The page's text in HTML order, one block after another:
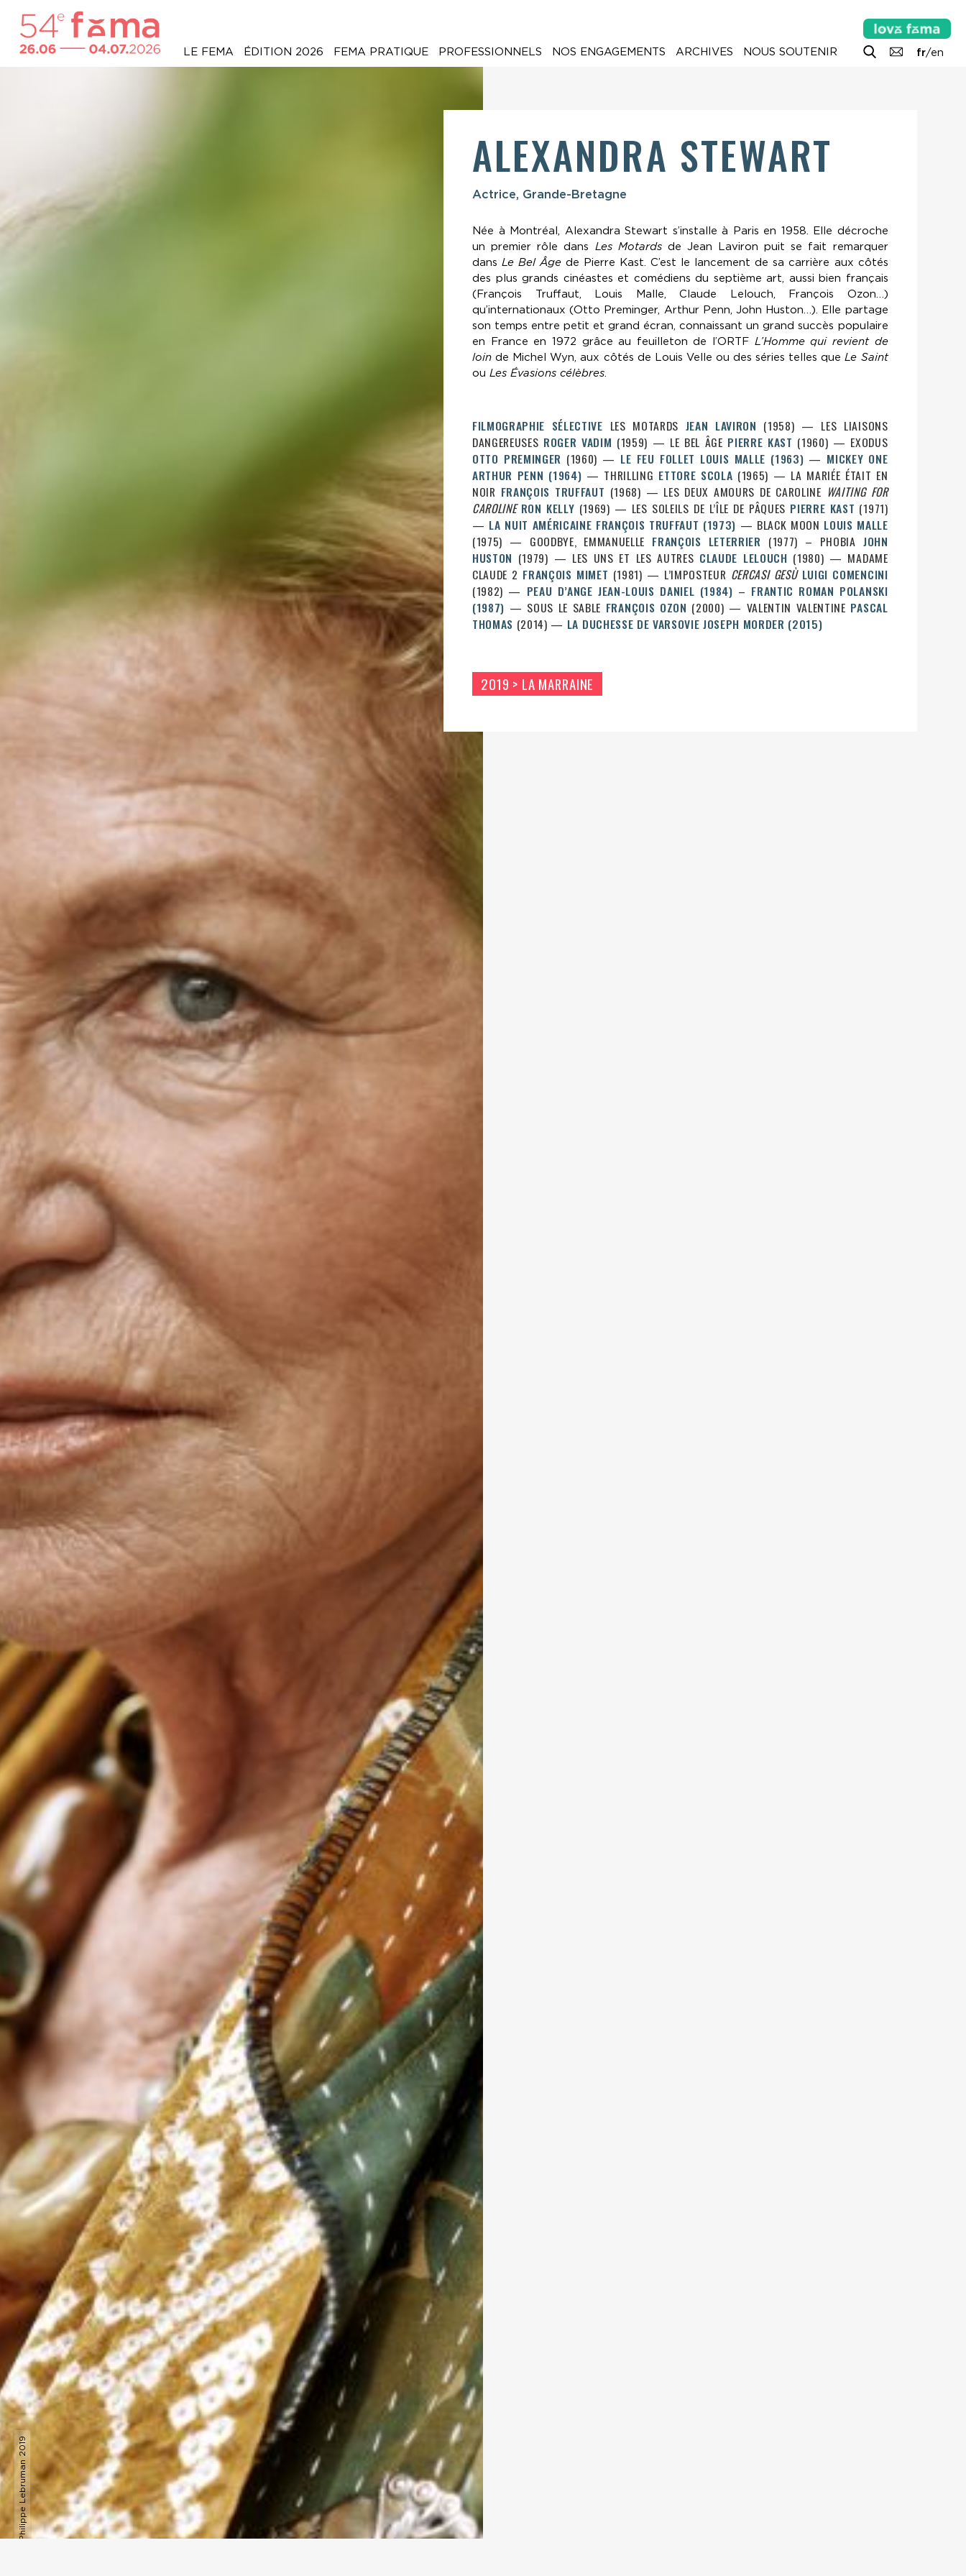
fr/en
LE FEMA ÉDITION 2026 FEMA PRATIQUE PROFESSIONNELS NOS ENGAGEMENTS ARCHIVES NOUS SOUTENIR
© fema / Philippe Lebruman 2019
ALEXANDRA STEWART
Actrice, Grande-Bretagne
Née à Montréal, Alexandra Stewart s’installe à Paris en 1958. Elle décroche
un premier rôle dans Les Motardsde Jean Laviron puit se fait remarquer
dansLe Bel Âge de Pierre Kast. C’est le lancement de sa carrière aux côtés
des plus grands cinéastes et comédiens du septième art, aussi bien français
(François Truffaut, Louis Malle, Claude Lelouch, François Ozon…)
qu’internationaux (Otto Preminger, Arthur Penn, John Huston…). Elle partage
son temps entre petit et grand écran, connaissant un grand succès populaire
en France en 1972 grâce au feuilleton de l’ORTF L’Homme qui revient de
loin de Michel Wyn, aux côtés de Louis Velle ou des séries telles queLe Saint
ou Les Évasions célèbres.
FILMOGRAPHIE SÉLECTIVE LES MOTARDS JEAN LAVIRON (1958) — LES LIAISONS
DANGEREUSES ROGER VADIM (1959) — LE BEL ÂGE PIERRE KAST (1960) — EXODUS
OTTO PREMINGER (1960) — LE FEU FOLLET LOUIS MALLE (1963) — MICKEY ONE
ARTHUR PENN (1964) — THRILLING ETTORE SCOLA (1965) — LA MARIÉE ÉTAIT EN
NOIR FRANÇOIS TRUFFAUT (1968) — LES DEUX AMOURS DE CAROLINE WAITING FOR
CAROLINE RON KELLY (1969) — LES SOLEILS DE L’ÎLE DE PÂQUES PIERRE KAST (1971)
— LA NUIT AMÉRICAINE FRANÇOIS TRUFFAUT (1973) — BLACK MOON LOUIS MALLE
(1975) — GOODBYE, EMMANUELLE FRANÇOIS LETERRIER (1977) – PHOBIA JOHN
HUSTON (1979) — LES UNS ET LES AUTRES CLAUDE LELOUCH (1980) — MADAME
CLAUDE 2 FRANÇOIS MIMET (1981) — L’IMPOSTEUR CERCASI GESÙ LUIGI COMENCINI
(1982) — PEAU D’ANGEJEAN-LOUIS DANIEL (1984) – FRANTIC ROMAN POLANSKI
(1987) — SOUS LE SABLE FRANÇOIS OZON (2000) — VALENTIN VALENTINE PASCAL
THOMAS (2014) — LA DUCHESSE DE VARSOVIEJOSEPH MORDER (2015)
2019 > LA MARRAINE